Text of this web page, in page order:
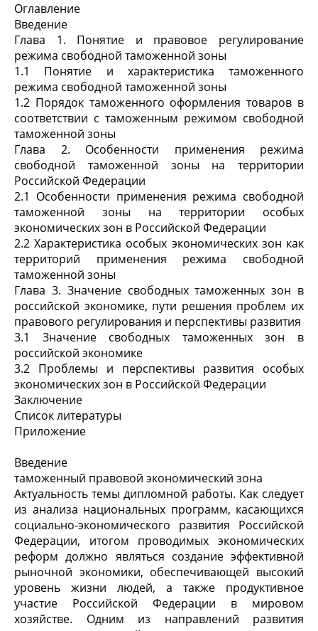
Оглавление
Введение
Глава 1. Понятие и правовое регулирование
режима свободной таможенной зоны
1.1 Понятие и характеристика таможенного
режима свободной таможенной зоны
1.2 Порядок таможенного оформления товаров в
соответствии с таможенным режимом свободной
таможенной зоны
Глава 2. Особенности применения режима
свободной таможенной зоны на территории
Российской Федерации
2.1 Особенности применения режима свободной
таможенной зоны на территории особых
экономических зон в Российской Федерации
2.2 Характеристика особых экономических зон как
территорий применения режима свободной
таможенной зоны
Глава 3. Значение свободных таможенных зон в
российской экономике, пути решения проблем их
правового регулирования и перспективы развития
3.1 Значение свободных таможенных зон в
российской экономике
3.2 Проблемы и перспективы развития особых
экономических зон в Российской Федерации
Заключение
Список литературы
Приложение
Введение
таможенный правовой экономический зона
Актуальность темы дипломной работы. Как следует
из анализа национальных программ, касающихся
социально-экономического развития Российской
Федерации, итогом проводимых экономических
реформ должно являться создание эффективной
рыночной экономики, обеспечивающей высокий
уровень жизни людей, а также продуктивное
участие Российской Федерации в мировом
хозяйстве. Одним из направлений развития